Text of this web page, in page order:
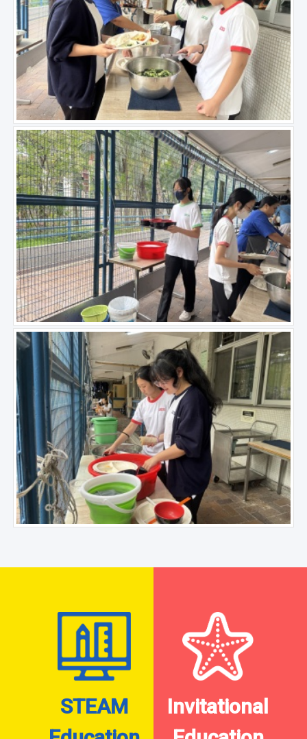
STEAM
Invitational